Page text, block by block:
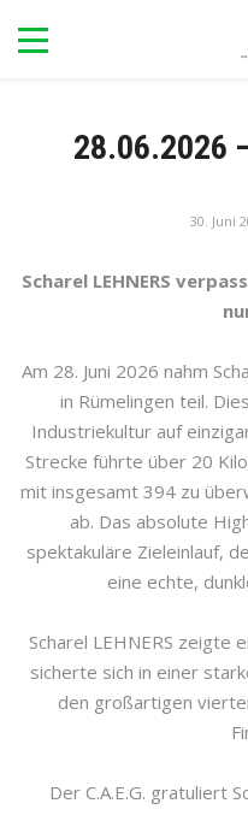
28.06.2026
30. Juni
Scharel LEHNERS
Am 28. Juni 2026 nahm
in Rümelingen teil.
Industriekultur auf
Strecke führte über 20
mit insgesamt 394 zu
ab. Das absolute
spektakuläre Zieleinlauf,
eine echte,
Scharel LEHNERS zeigte
sicherte sich in einer
den großartigen
Der C.A.E.G. gratuliert